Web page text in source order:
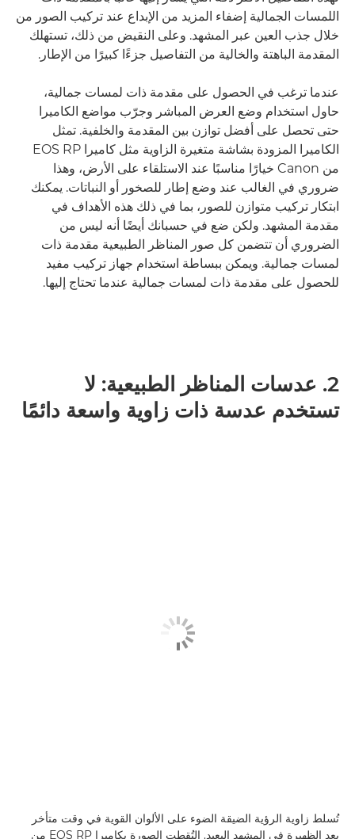
اللمسات الجمالية إضفاء المزيد من الإبداع عند تركيب الصور من
خلال جذب العين عبر المشهد. وعلى النقيض من ذلك، تستهلك
المقدمة الباهتة والخالية من التفاصيل جزءًا كبيرًا من الإطار.
عندما ترغب في الحصول على مقدمة ذات لمسات جمالية،
حاول استخدام وضع العرض المباشر وجرّب مواضع الكاميرا
حتى تحصل على أفضل توازن بين المقدمة والخلفية. تمثل
الكاميرا المزودة بشاشة متغيرة الزاوية مثل كاميرا EOS RP
من Canon خيارًا مناسبًا عند الاستلقاء على الأرض، وهذا
ضروري في الغالب عند وضع إطار للصخور أو النباتات. يمكنك
ابتكار تركيب متوازن للصور، بما في ذلك هذه الأهداف في
مقدمة المشهد. ولكن ضع في حسبانك أيضًا أنه ليس من
الضروري أن تتضمن كل صور المناظر الطبيعية مقدمة ذات
لمسات جمالية. ويمكن ببساطة استخدام جهاز تركيب مفيد
للحصول على مقدمة ذات لمسات جمالية عندما تحتاج إليها.
2. عدسات المناظر الطبيعية: لا
تستخدم عدسة ذات زاوية واسعة دائمًا
تُسلط زاوية الرؤية الضيقة الضوء على الألوان القوية في وقت متأخر
بعد الظهيرة في المشهد البعيد. التُقطت الصورة بكاميرا EOS RP من